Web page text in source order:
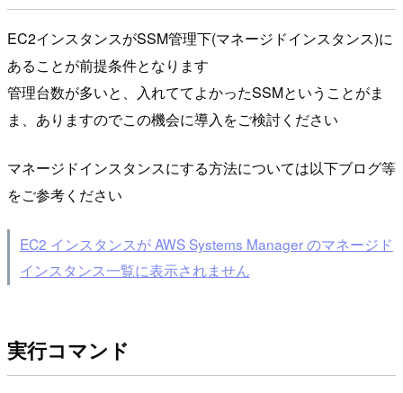
EC2インスタンスがSSM管理下(マネージドインスタンス)に
あることが前提条件となります
管理台数が多いと、入れててよかったSSMということがま
ま、ありますのでこの機会に導入をご検討ください
マネージドインスタンスにする方法については以下ブログ等
をご参考ください
EC2 インスタンスが AWS Systems Manager のマネージド
インスタンス一覧に表示されません
実行コマンド